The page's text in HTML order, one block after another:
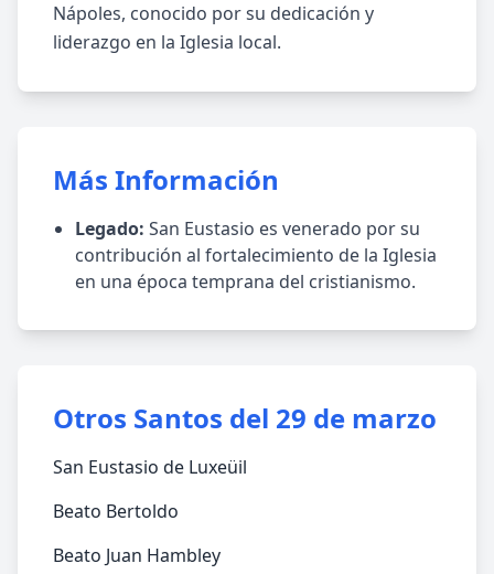
Nápoles, conocido por su dedicación y
liderazgo en la Iglesia local.
Más Información
Legado: San Eustasio es venerado por su
contribución al fortalecimiento de la Iglesia
en una época temprana del cristianismo.
Otros Santos del 29 de marzo
San Eustasio de Luxeüil
Beato Bertoldo
Beato Juan Hambley